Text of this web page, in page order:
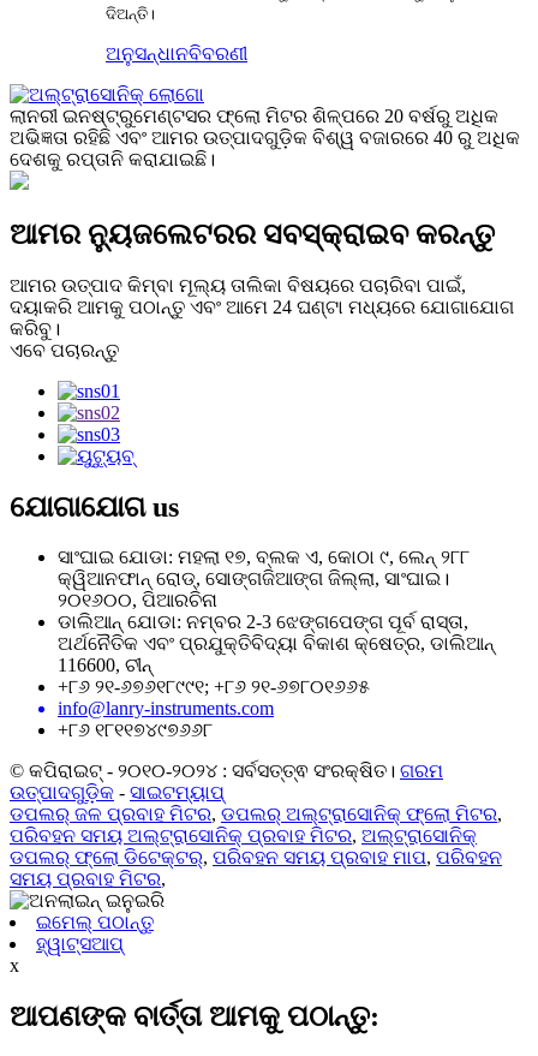
ଦିଅନ୍ତି।
ଅନୁସନ୍ଧାନବିବରଣୀ
ଲାନରୀ ଇନଷ୍ଟ୍ରୁମେଣ୍ଟସର ଫ୍ଲୋ ମିଟର ଶିଳ୍ପରେ 20 ବର୍ଷରୁ ଅଧିକ
ଅଭିଜ୍ଞତା ରହିଛି ଏବଂ ଆମର ଉତ୍ପାଦଗୁଡ଼ିକ ବିଶ୍ୱ ବଜାରରେ 40 ରୁ ଅଧିକ
ଦେଶକୁ ରପ୍ତାନି କରାଯାଇଛି।
ଆମର ନ୍ୟୁଜଲେଟରର ସବସ୍କ୍ରାଇବ କରନ୍ତୁ
ଆମର ଉତ୍ପାଦ କିମ୍ବା ମୂଲ୍ୟ ତାଲିକା ବିଷୟରେ ପଚାରିବା ପାଇଁ,
ଦୟାକରି ଆମକୁ ପଠାନ୍ତୁ ଏବଂ ଆମେ 24 ଘଣ୍ଟା ମଧ୍ୟରେ ଯୋଗାଯୋଗ
କରିବୁ।
ଏବେ ପଚାରନ୍ତୁ
ଯୋଗାଯୋଗus
ସାଂଘାଇ ଯୋଡା: ମହଲା ୧୭, ବ୍ଲକ ଏ, କୋଠା ୯, ଲେନ୍ ୨୮୮
କ୍ୱିଆନଫାନ୍ ରୋଡ୍, ସୋଙ୍ଗଜିଆଙ୍ଗ ଜିଲ୍ଲା, ସାଂଘାଇ।
୨୦୧୬୦୦, ପିଆରଚିନା
ଡାଲିଆନ୍ ଯୋଡା: ନମ୍ବର 2-3 ଝେଙ୍ଗପେଙ୍ଗ ପୂର୍ବ ରାସ୍ତା,
ଅର୍ଥନୈତିକ ଏବଂ ପ୍ରଯୁକ୍ତିବିଦ୍ୟା ବିକାଶ କ୍ଷେତ୍ର, ଡାଲିଆନ୍
116600, ଚୀନ୍
+୮୬ ୨୧-୬୭୬୧୮୯୯୧; +୮୬ ୨୧-୬୭୮୦୧୬୬୫
info@lanry-instruments.com
+୮୬ ୧୮୧୧୭୪୯୭୬୬୮
© କପିରାଇଟ୍ - ୨୦୧୦-୨୦୨୪ : ସର୍ବସତ୍ତ୍ଵ ସଂରକ୍ଷିତ। ଗରମ
ଉତ୍ପାଦଗୁଡ଼ିକ - ସାଇଟମ୍ୟାପ୍
ଡପଲର୍ ଜଳ ପ୍ରବାହ ମିଟର, ଡପଲର୍ ଅଲ୍ଟ୍ରାସୋନିକ୍ ଫ୍ଲୋ ମିଟର,
ପରିବହନ ସମୟ ଅଲ୍ଟ୍ରାସୋନିକ୍ ପ୍ରବାହ ମିଟର, ଅଲ୍ଟ୍ରାସୋନିକ୍
ଡପଲର୍ ଫ୍ଲୋ ଡିଟେକ୍ଟର୍, ପରିବହନ ସମୟ ପ୍ରବାହ ମାପ, ପରିବହନ
ସମୟ ପ୍ରବାହ ମିଟର,
ଇମେଲ୍ ପଠାନ୍ତୁ
ହ୍ୱାଟ୍ସଆପ୍
x
ଆପଣଙ୍କ ବାର୍ତ୍ତା ଆମକୁ ପଠାନ୍ତୁ: